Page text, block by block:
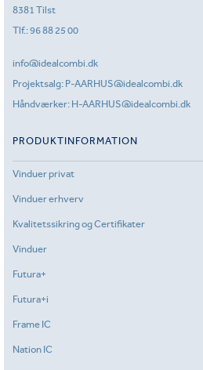
8381 Tilst
Tlf.:96 88 25 00
info@idealcombi.dk
Projektsalg: P-AARHUS@idealcombi.dk
Håndværker: H-AARHUS@idealcombi.dk
PRODUKTINFORMATION
Vinduer privat
Vinduer erhverv
Kvalitetssikring og Certifikater
Vinduer
Futura+
Futura+i
Frame IC
Nation IC